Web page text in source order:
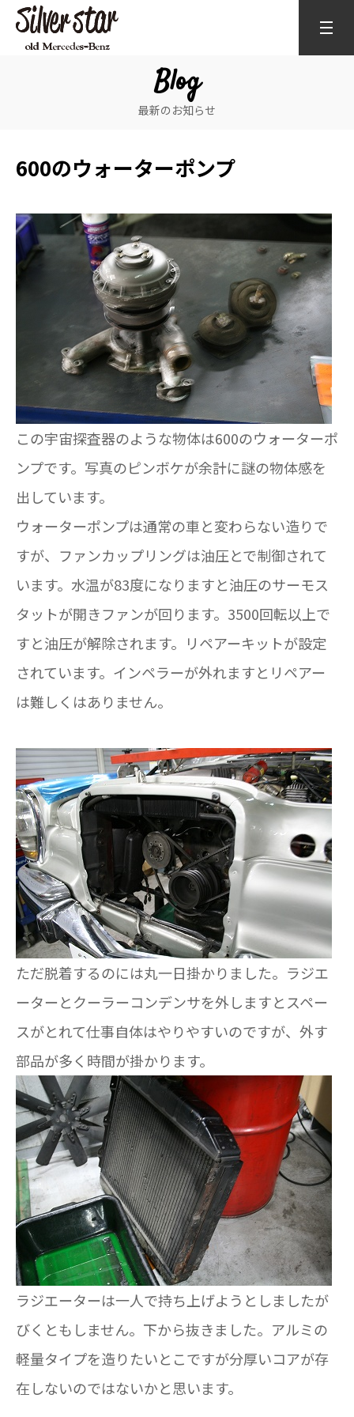
Blog
最新のお知らせ
600のウォーターポンプ
この宇宙探査器のような物体は600のウォーターポ
ンプです。写真のピンボケが余計に謎の物体感を
出しています。
ウォーターポンプは通常の車と変わらない造りで
すが、ファンカップリングは油圧とで制御されて
います。水温が83度になりますと油圧のサーモス
タットが開きファンが回ります。3500回転以上で
すと油圧が解除されます。リペアーキットが設定
されています。インペラーが外れますとリペアー
は難しくはありません。
ただ脱着するのには丸一日掛かりました。ラジエ
ーターとクーラーコンデンサを外しますとスペー
スがとれて仕事自体はやりやすいのですが、外す
部品が多く時間が掛かります。
ラジエーターは一人で持ち上げようとしましたが
びくともしません。下から抜きました。アルミの
軽量タイプを造りたいとこですが分厚いコアが存
在しないのではないかと思います。